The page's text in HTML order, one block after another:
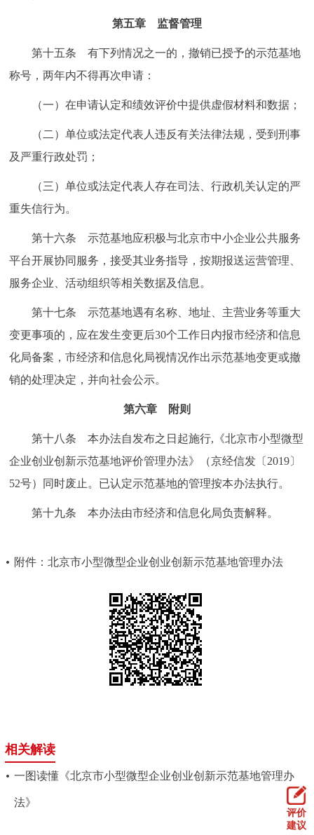
第五章 监督管理
第十五条 有下列情况之一的，撤销已授予的示范基地
称号，两年内不得再次申请：
（一）在申请认定和绩效评价中提供虚假材料和数据；
（二）单位或法定代表人违反有关法律法规，受到刑事
及严重行政处罚；
（三）单位或法定代表人存在司法、行政机关认定的严
重失信行为。
第十六条 示范基地应积极与北京市中小企业公共服务
平台开展协同服务，接受其业务指导，按期报送运营管理、
服务企业、活动组织等相关数据及信息。
第十七条 示范基地遇有名称、地址、主营业务等重大
变更事项的，应在发生变更后30个工作日内报市经济和信息
化局备案，市经济和信息化局视情况作出示范基地变更或撤
销的处理决定，并向社会公示。
第六章 附则
第十八条 本办法自发布之日起施行,《北京市小型微型
企业创业创新示范基地评价管理办法》（京经信发〔2019〕
52号）同时废止。已认定示范基地的管理按本办法执行。
第十九条 本办法由市经济和信息化局负责解释。
附件：北京市小型微型企业创业创新示范基地管理办法
相关解读
一图读懂《北京市小型微型企业创业创新示范基地管理办
法》
评价
建议